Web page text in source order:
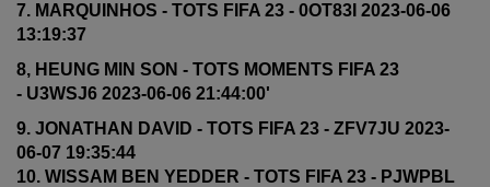
7. MARQUINHOS - TOTS FIFA 23 - 0OT83I 2023-06-06
13:19:37
8, HEUNG MIN SON - TOTS MOMENTS FIFA 23
- U3WSJ6 2023-06-06 21:44:00'
9. JONATHAN DAVID - TOTS FIFA 23 - ZFV7JU 2023-
06-07 19:35:44
10. WISSAM BEN YEDDER - TOTS FIFA 23 - PJWPBL